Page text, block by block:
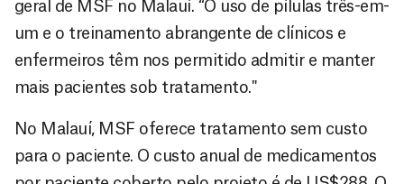
geral de MSF no Malauí. “O uso de pílulas três-em-
um e o treinamento abrangente de clínicos e
enfermeiros têm nos permitido admitir e manter
mais pacientes sob tratamento."
No Malauí, MSF oferece tratamento sem custo
para o paciente. O custo anual de medicamentos